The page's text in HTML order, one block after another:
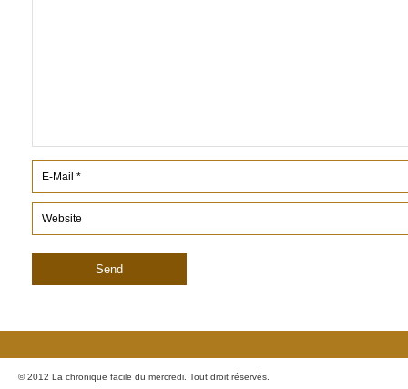
© 2012 La chronique facile du mercredi. Tout droit réservés.